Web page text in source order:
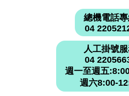
總機電話
04
人工掛號
04
週一至週五
週六8:00-